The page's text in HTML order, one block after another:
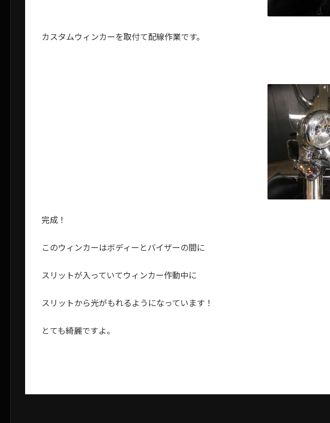
カスタムウィンカーを取付て配線作業です。
完成！
このウィンカーはボディーとバイザーの間に
スリットが入っていてウィンカー作動中に
スリットから光がもれるようになっています！
とても綺麗ですよ。